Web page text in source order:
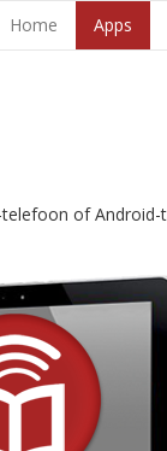
Home Apps
of